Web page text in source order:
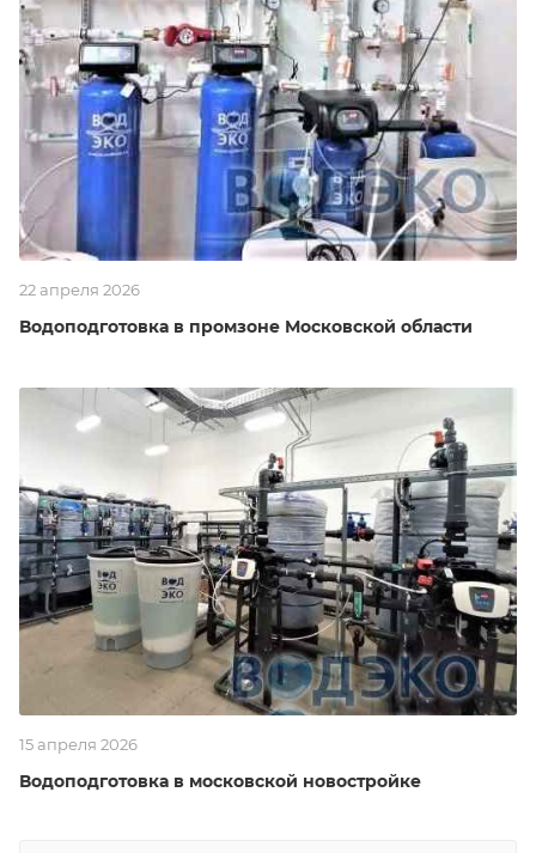
22 апреля 2026
Водоподготовка в промзоне Московской области
15 апреля 2026
Водоподготовка в московской новостройке